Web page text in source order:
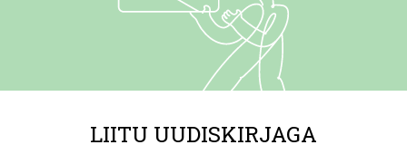
LIITU UUDISKIRJAGA